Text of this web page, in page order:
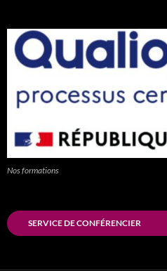
Nos formations
SERVICE DE CONFÉRENCIER